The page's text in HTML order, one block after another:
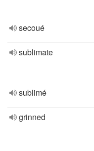
secoué
sublimate
sublimé
grinned